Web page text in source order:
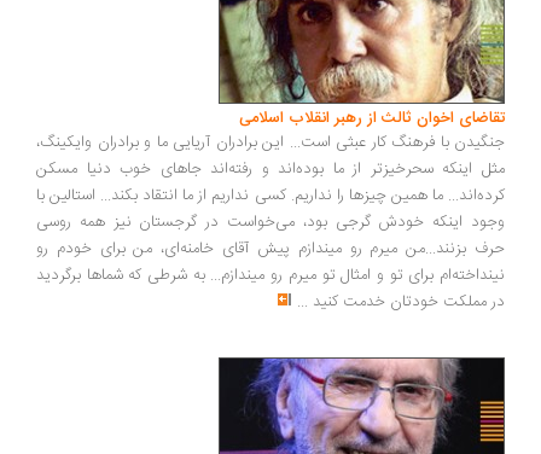
اخوان ثالث از رهبر انقلاب اسلامی
با فرهنگ کار عبثی است... این برادران آریایی ما و برادران وایکینگ،
اینکه سحرخیزتر از ما بوده‌اند و رفته‌اند جاهای خوب دنیا مسکن
ما همین چیزها را نداریم. کسی نداریم از ما انتقاد بکند... استالین با
اینکه خودش گرجی بود، می‌خواست در گرجستان نیز همه روسی
بزنند...من میرم رو میندازم پیش آقای خامنه‌ای، من برای خودم رو
برای تو و امثال تو میرم رو میندازم... به شرطی که شماها برگردید
مملکت خودتان خدمت کنید...